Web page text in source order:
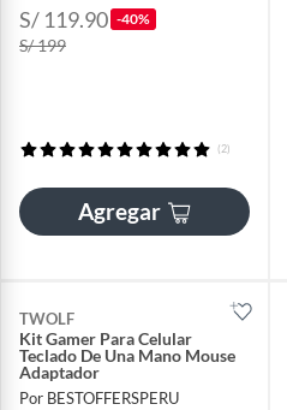
S/ 119.90 -40%
S/ 199
(2)
Agregar
TWOLF
Kit Gamer Para Celular
Teclado De Una Mano Mouse
Adaptador
Por BESTOFFERSPERU